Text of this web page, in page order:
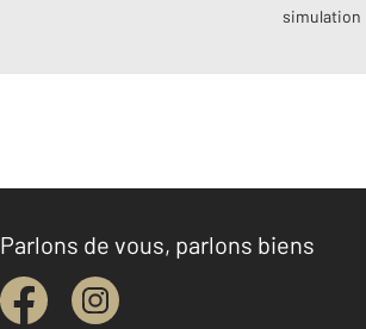
simulation
Parlons de vous, parlons biens